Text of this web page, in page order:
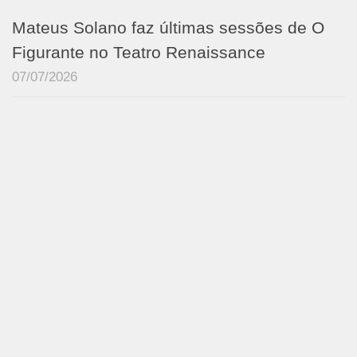
Mateus Solano faz últimas sessões de O
Figurante no Teatro Renaissance
07/07/2026